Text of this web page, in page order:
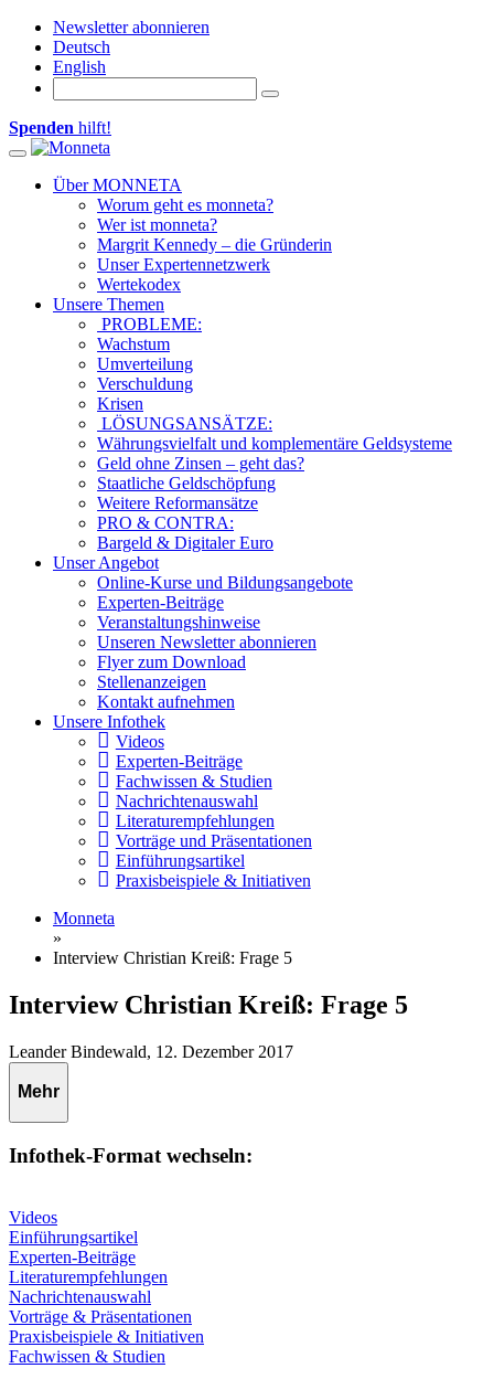
Newsletter abonnieren
Deutsch
English
Spenden hilft!
Toggle navigation
Über MONNETA
Worum geht es monneta?
Wer ist monneta?
Margrit Kennedy – die Gründerin
Unser Expertennetzwerk
Wertekodex
Unsere Themen
PROBLEME:
Wachstum
Umverteilung
Verschuldung
Krisen
LÖSUNGSANSÄTZE:
Währungsvielfalt und komplementäre Geldsysteme
Geld ohne Zinsen – geht das?
Staatliche Geldschöpfung
Weitere Reformansätze
PRO & CONTRA:
Bargeld & Digitaler Euro
Unser Angebot
Online-Kurse und Bildungsangebote
Experten-Beiträge
Veranstaltungshinweise
Unseren Newsletter abonnieren
Flyer zum Download
Stellenanzeigen
Kontakt aufnehmen
Unsere Infothek
Videos
Experten-Beiträge
Fachwissen & Studien
Nachrichtenauswahl
Literaturempfehlungen
Vorträge und Präsentationen
Einführungsartikel
Praxisbeispiele & Initiativen
Monneta
»
Interview Christian Kreiß: Frage 5
Interview Christian Kreiß: Frage 5
Leander Bindewald, 12. Dezember 2017
Mehr
Infothek-Format wechseln:
Videos
Einführungsartikel
Experten-Beiträge
Literaturempfehlungen
Nachrichtenauswahl
Vorträge & Präsentationen
Praxisbeispiele & Initiativen
Fachwissen & Studien